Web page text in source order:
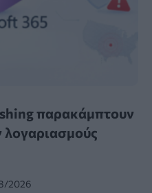
παρακάμπτουν
λογαριασμούς
2026